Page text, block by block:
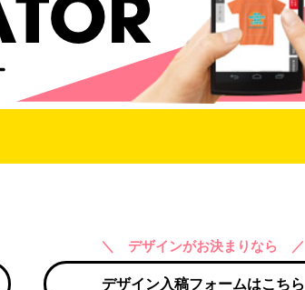
＼ デザインがお決まりなら ／
デザイン入稿フォームはこちら